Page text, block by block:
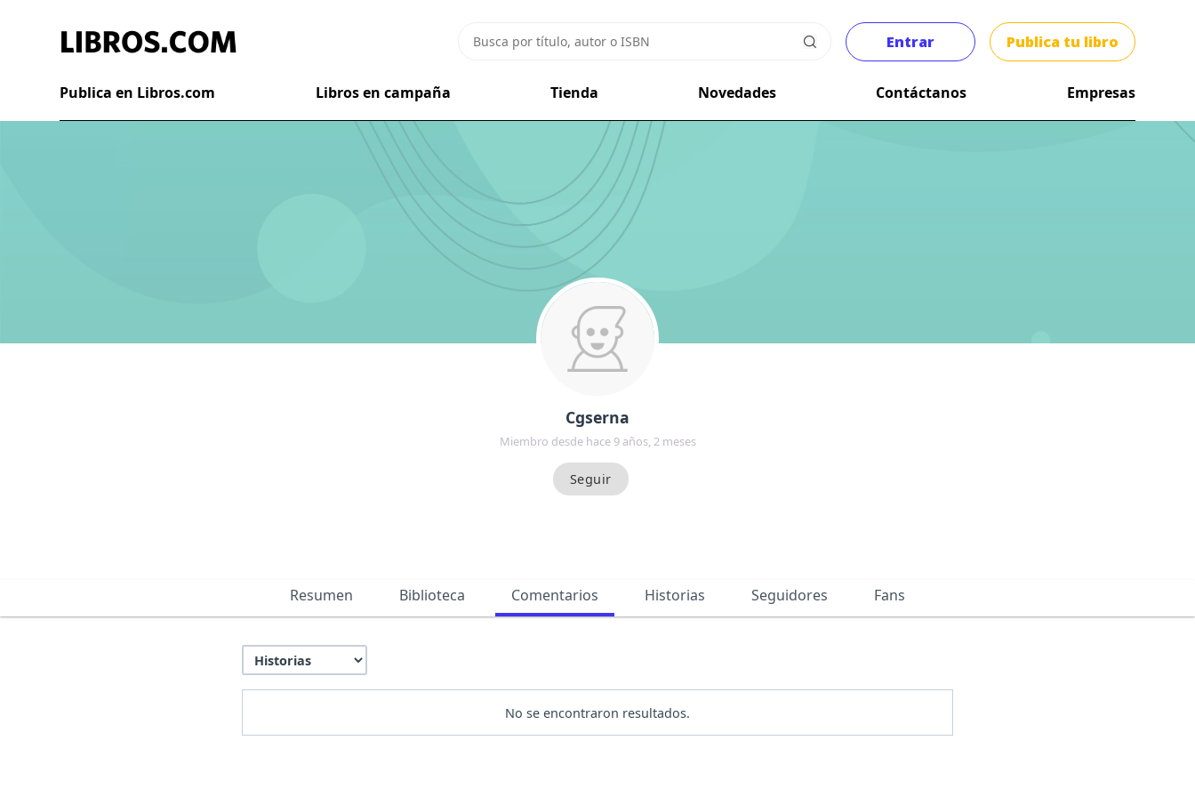
Entrar Publica tu libro
Publica en Libros.com Libros en campaña Tienda Novedades Contáctanos Empresas
Cgserna
Miembro desde hace 9 años, 2 meses
Resumen Biblioteca Comentarios Historias Seguidores Fans
No se encontraron resultados.